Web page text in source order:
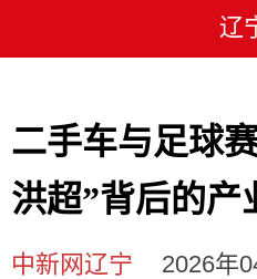
辽
二手车与足球
洪超”背后的产
中新网辽宁 2026年